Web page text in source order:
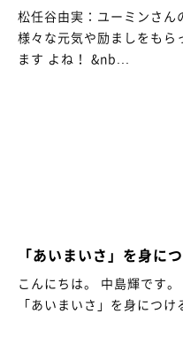
松任谷由実：ユーミンさん
様々な元気や励ましをもら
ます よね！ &nb...
「あいまいさ」を身に
こんにちは。 中島輝です
「あいまいさ」を身につけ